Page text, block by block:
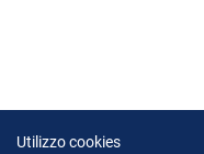
Utilizzo cookies